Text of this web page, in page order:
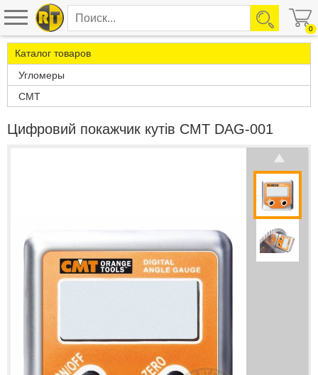
0
Каталог товаров
Угломеры
CMT
Цифровий покажчик кутів CMT DAG-001